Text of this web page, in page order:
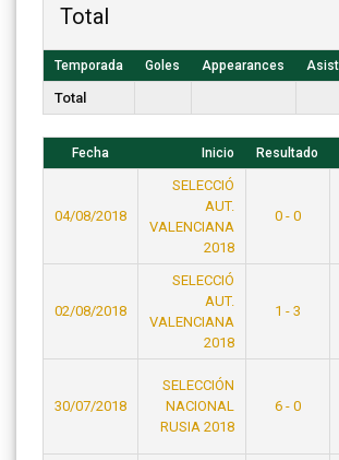
Total
Temporada Goles Appearances
Total
Fecha Inicio Resultado
04/08/2018
SELECCIÓ
AUT.
VALENCIANA
2018
0 - 0
02/08/2018
SELECCIÓ
AUT.
VALENCIANA
2018
1 - 3
30/07/2018
SELECCIÓN
NACIONAL
RUSIA 2018
6 - 0